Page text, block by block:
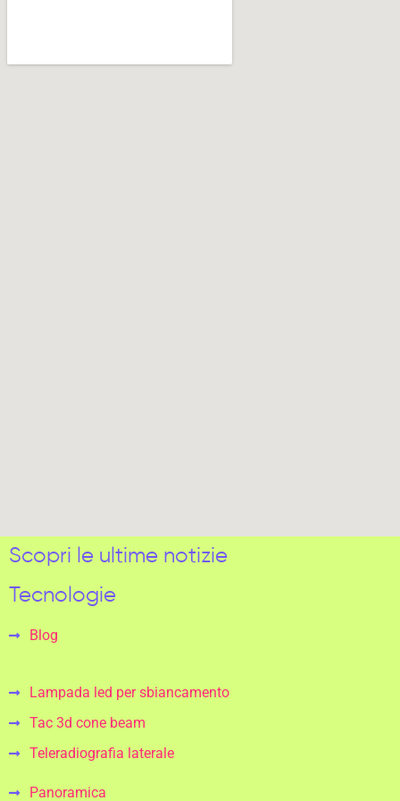
Scopri le ultime notizie
Tecnologie
Blog
Lampada led per sbiancamento
Tac 3d cone beam
Teleradiografia laterale
Panoramica